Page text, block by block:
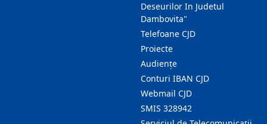
Deseurilor In Judetul
Dambovita"
Telefoane CJD
Proiecte
Audienţe
Conturi IBAN CJD
Webmail CJD
SMIS 328942